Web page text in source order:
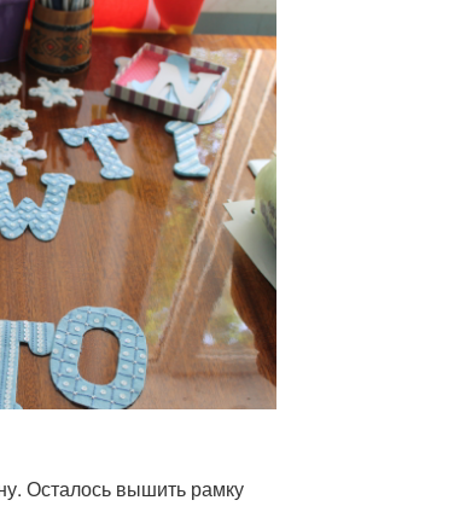
Осталось вышить рамку